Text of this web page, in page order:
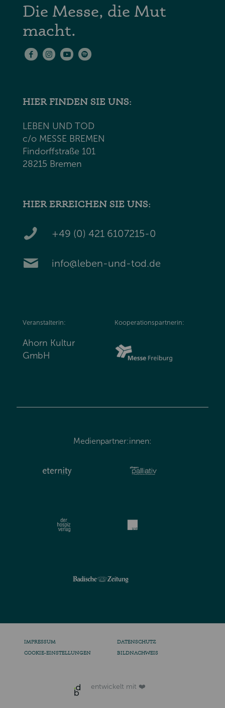
Die Messe, die Mut
macht.
HIER FINDEN SIE UNS:
LEBEN UND TOD
c/o MESSE BREMEN
Findorffstraße 101
28215 Bremen
HIER ERREICHEN SIE UNS:
+49 (0) 421 6107215-0
info@leben-und-tod.de
Veranstalterin:
Ahorn Kultur
GmbH
Kooperationspartnerin:
Medienpartner:innen:
entwickelt mit ❤️
IMPRESSUM
DATENSCHUTZ
COOKIE-EINSTELLUNGEN
BILDNACHWEIS